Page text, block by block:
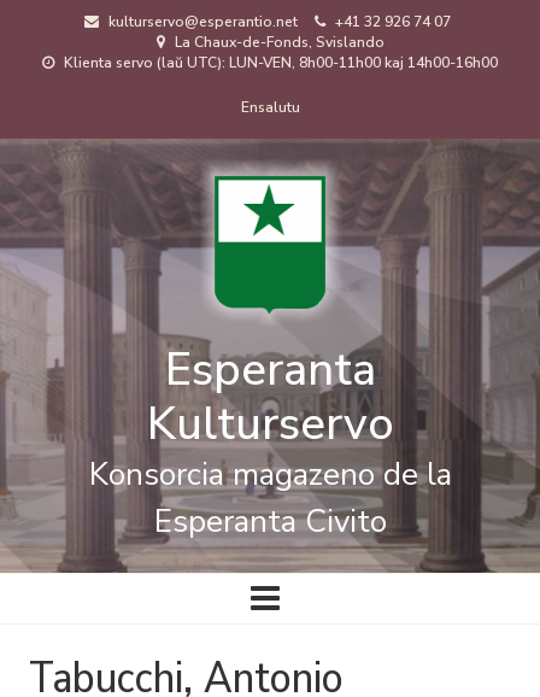
kulturservo@esperantio.net
+41 32 926 74 07
La Chaux-de-Fonds, Svislando
Klienta servo (laŭ UTC): LUN-VEN, 8h00-11h00 kaj 14h00-16h00
de
uzanto
Ensalutu
Esperanta
Kulturservo
Konsorcia magazeno de la
Esperanta Civito
Ĉefa
navigado
Tabucchi, Antonio